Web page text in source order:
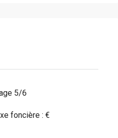
5/6
foncière : €